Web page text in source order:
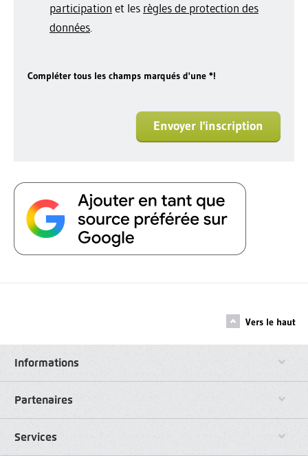
participation et les règles de protection des
données
Compléter tous les champs marqués d'une *!
Envoyer l'inscription
Vers le haut
Informations
Partenaires
Services